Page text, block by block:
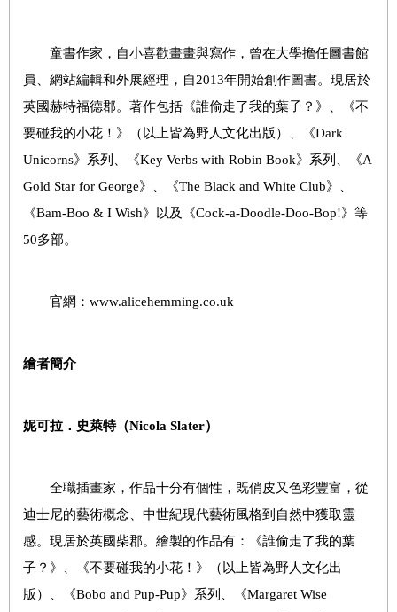
童書作家，自小喜歡畫畫與寫作，曾在大學擔任圖書館
員、網站編輯和外展經理，自2013年開始創作圖書。現居於
英國赫特福德郡。著作包括《誰偷走了我的葉子？》、《不
要碰我的小花！》（以上皆為野人文化出版）、《Dark
Unicorns》系列、《Key Verbs with Robin Book》系列、《A
Gold Star for George》、《The Black and White Club》、
《Bam-Boo & I Wish》以及《Cock-a-Doodle-Doo-Bop!》等
50多部。
官網：www.alicehemming.co.uk
繪者簡介
妮可拉．史萊特（Nicola Slater）
全職插畫家，作品十分有個性，既俏皮又色彩豐富，從
迪士尼的藝術概念、中世紀現代藝術風格到自然中獲取靈
感。現居於英國柴郡。繪製的作品有：《誰偷走了我的葉
子？》、《不要碰我的小花！》（以上皆為野人文化出
版）、《Bobo and Pup-Pup》系列、《Margaret Wise